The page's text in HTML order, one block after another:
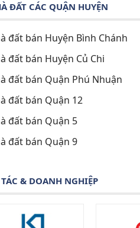
ĐẤT CÁC QUẬN HUYỆN
đất bán Huyện Bình Chánh
đất bán Huyện Củ Chi
đất bán Quận Phú Nhuận
đất bán Quận 12
đất bán Quận 5
đất bán Quận 9
& DOANH NGHIỆP